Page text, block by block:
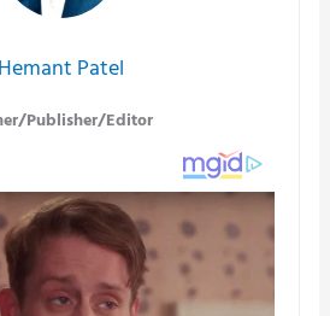
Hemant Patel
Publisher/Editor